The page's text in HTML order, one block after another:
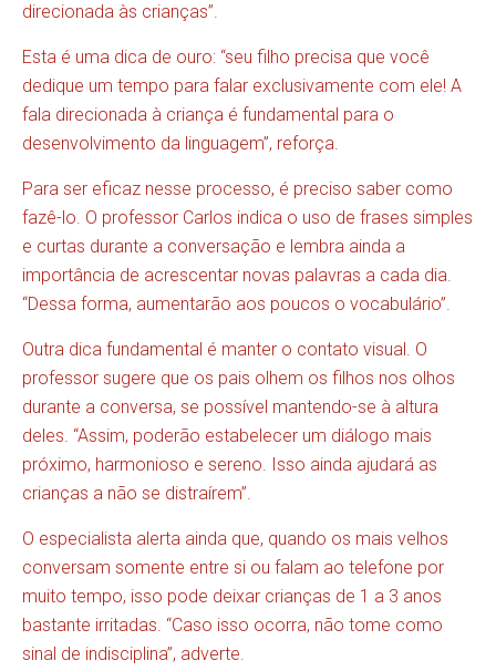
direcionada às crianças”.
Esta é uma dica de ouro: “seu filho precisa que você
dedique um tempo para falar exclusivamente com ele! A
fala direcionada à criança é fundamental para o
desenvolvimento da linguagem”, reforça.
Para ser eficaz nesse processo, é preciso saber como
fazê-lo. O professor Carlos indica o uso de frases simples
e curtas durante a conversação e lembra ainda a
importância de acrescentar novas palavras a cada dia.
“Dessa forma, aumentarão aos poucos o vocabulário”.
Outra dica fundamental é manter o contato visual. O
professor sugere que os pais olhem os filhos nos olhos
durante a conversa, se possível mantendo-se à altura
deles. “Assim, poderão estabelecer um diálogo mais
próximo, harmonioso e sereno. Isso ainda ajudará as
crianças a não se distraírem”.
O especialista alerta ainda que, quando os mais velhos
conversam somente entre si ou falam ao telefone por
muito tempo, isso pode deixar crianças de 1 a 3 anos
bastante irritadas. “Caso isso ocorra, não tome como
sinal de indisciplina”, adverte.